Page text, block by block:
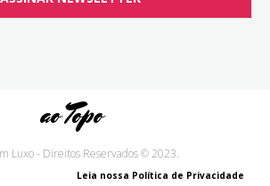
ao Topo
Luxo - Direitos Reservados © 2023.
Leia nossa Política de Privacidade